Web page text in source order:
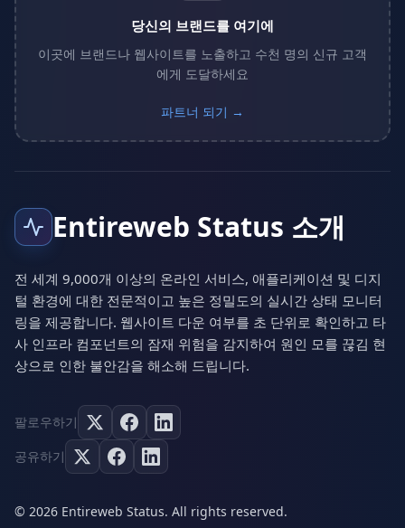
당신의 브랜드를 여기에
이곳에 브랜드나 웹사이트를 노출하고 수천 명의 신규 고객
에게 도달하세요
파트너 되기 →
Entireweb Status 소개
전 세계 9,000개 이상의 온라인 서비스, 애플리케이션 및 디지
털 환경에 대한 전문적이고 높은 정밀도의 실시간 상태 모니터
링을 제공합니다. 웹사이트 다운 여부를 초 단위로 확인하고 타
사 인프라 컴포넌트의 잠재 위험을 감지하여 원인 모를 끊김 현
상으로 인한 불안감을 해소해 드립니다.
팔로우하기
공유하기
© 2026 Entireweb Status. All rights reserved.